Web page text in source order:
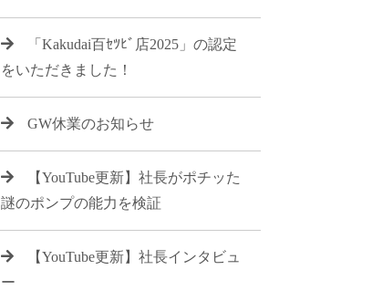
「Kakudai百ｾﾂﾋﾞ店2025」の認定
をいただきました！
GW休業のお知らせ
【YouTube更新】社長がポチッた
謎のポンプの能力を検証
【YouTube更新】社長インタビュ
ー